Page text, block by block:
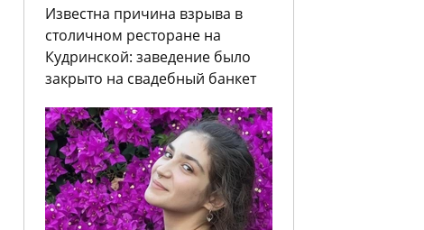
Известна причина взрыва в
столичном ресторане на
Кудринской: заведение было
закрыто на свадебный банкет